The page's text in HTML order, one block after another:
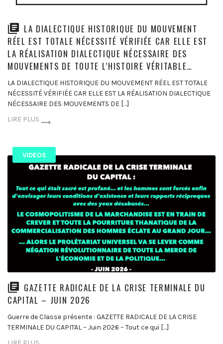
LA DIALECTIQUE HISTORIQUE DU MOUVEMENT
RÉEL EST TOTALE NÉCESSITÉ VÉRIFIÉE CAR ELLE EST
LA RÉALISATION DIALECTIQUE NÉCESSAIRE DES
MOUVEMENTS DE TOUTE L’HISTOIRE VÉRITABLE…
LA DIALECTIQUE HISTORIQUE DU MOUVEMENT RÉEL EST TOTALE
NÉCESSITÉ VÉRIFIÉE CAR ELLE EST LA RÉALISATION DIALECTIQUE
NÉCESSAIRE DES MOUVEMENTS DE […]
LIRE PLUS
VIDEOS
GAZETTE RADICALE DE LA CRISE TERMINALE DU
CAPITAL – JUIN 2026
Guerre de Classe présente : GAZETTE RADICALE DE LA CRISE
TERMINALE DU CAPITAL – Juin 2026 – Tout ce qui […]